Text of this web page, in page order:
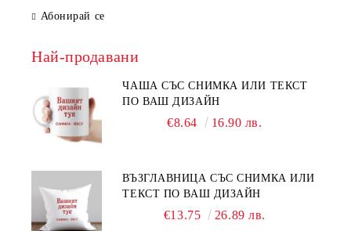
Абонирай се
Най-продавани
ЧАША СЪС СНИМКА ИЛИ ТЕКСТ
ПО ВАШ ДИЗАЙН
€8.64 16.90 лв.
ВЪЗГЛАВНИЦА СЪС СНИМКА ИЛИ
ТЕКСТ ПО ВАШ ДИЗАЙН
€13.75 26.89 лв.